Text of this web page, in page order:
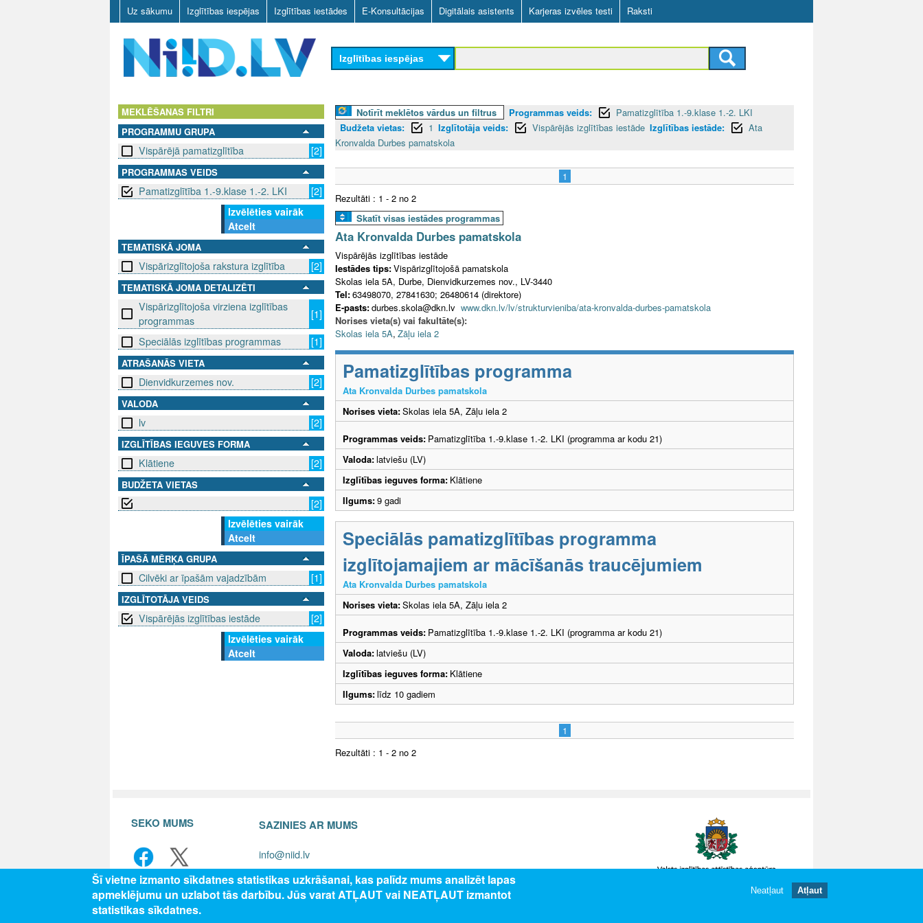
Skip
to
main
content
Uz sākumu Izglītības iespējas Izglītības iestādes E-Konsultācijas Digitālais asistents Karjeras izvēles testi Raksti
D
V
Izglītības iespējas
MEKLĒŠANAS FILTRI
PROGRAMMU GRUPA
Vispārējā pamatizglītība [2]
PROGRAMMAS VEIDS
Pamatizglītība 1.-9.klase 1.-2. LKI
[2]
Izvēlēties vairāk
Atcelt
TEMATISKĀ JOMA
Vispārizglītojoša rakstura izglītība [2]
TEMATISKĀ JOMA DETALIZĒTI
Vispārizglītojoša virziena izglītības
programmas
[1]
Speciālās izglītības programmas
[1]
ATRAŠANĀS VIETA
Dienvidkurzemes nov. [2]
VALODA
lv [2]
IZGLĪTĪBAS IEGUVES FORMA
Klātiene [2]
BUDŽETA VIETAS
[2]
Izvēlēties vairāk
Atcelt
ĪPAŠĀ MĒRĶA GRUPA
Cilvēki ar īpašām vajadzībām [1]
IZGLĪTOTĀJA VEIDS
Vispārējās izglītības iestāde
[2]
Izvēlēties vairāk
Atcelt
Notīrīt meklētos vārdus un filtrus Programmas veids:
Pamatizglītība 1.-9.klase 1.-2. LKI
Budžeta vietas:
1 Izglītotāja veids: Vispārējās izglītības iestāde Izglītības iestāde:
Ata
Kronvalda Durbes pamatskola
1
Rezultāti : 1 - 2 no 2
Skatīt visas iestādes programmas
Ata Kronvalda Durbes pamatskola
Vispārējās izglītības iestāde
Iestādes tips:Vispārizglītojošā pamatskola
Skolas iela 5A, Durbe, Dienvidkurzemes nov., LV-3440
Tel:63498070, 27841630; 26480614 (direktore)
E-pasts:durbes.skola@dkn.lv www.dkn.lv/lv/strukturvieniba/ata-kronvalda-durbes-pamatskola
Norises vieta(s) vai fakultāte(s):
Skolas iela 5A, Zāļu iela 2
Pamatizglītības programma
Ata Kronvalda Durbes pamatskola
Norises vieta:Skolas iela 5A, Zāļu iela 2
Programmas veids: Pamatizglītība 1.-9.klase 1.-2. LKI (programma ar kodu 21)
Valoda:latviešu (LV)
Izglītības ieguves forma: Klātiene
Ilgums:9 gadi
Speciālās pamatizglītības programma
izglītojamajiem ar mācīšanās traucējumiem
Ata Kronvalda Durbes pamatskola
Norises vieta:Skolas iela 5A, Zāļu iela 2
Programmas veids: Pamatizglītība 1.-9.klase 1.-2. LKI (programma ar kodu 21)
Valoda:latviešu (LV)
Izglītības ieguves forma: Klātiene
Ilgums:līdz 10 gadiem
1
Rezultāti : 1 - 2 no 2
SEKO MUMS SAZINIES AR MUMS
info@niid.lv
Šī vietne izmanto sīkdatnes statistikas uzkrāšanai, kas palīdz mums analizēt lapas
apmeklējumu un uzlabot tās darbību. Jūs varat ATĻAUT vai NEATĻAUT izmantot
statistikas sīkdatnes.
Neatļaut Atļaut